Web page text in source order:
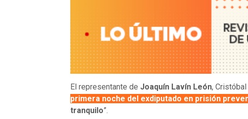
El representante de Joaquín Lavín León, Cristóbal
primera noche del exdiputado en prisión
tranquilo”.